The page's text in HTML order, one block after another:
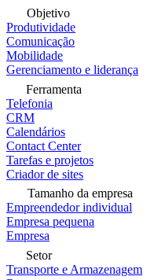
Objetivo
Produtividade
Comunicação
Mobilidade
Gerenciamento e liderança
Ferramenta
Telefonia
CRM
Calendários
Contact Center
Tarefas e projetos
Criador de sites
Tamanho da empresa
Empreendedor individual
Empresa pequena
Empresa
Setor
Transporte e Armazenagem